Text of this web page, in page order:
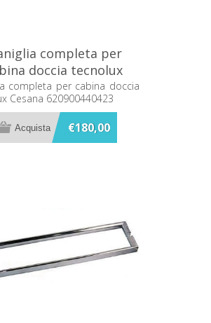
completa per
doccia tecnolux
620900440423
completa per cabina doccia
Cesana 620900440423
€180,00